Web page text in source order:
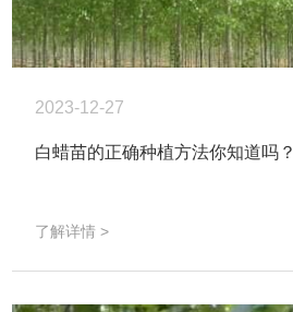
2023-12-27
白蜡苗的正确种植方法你知道吗？
了解详情 >